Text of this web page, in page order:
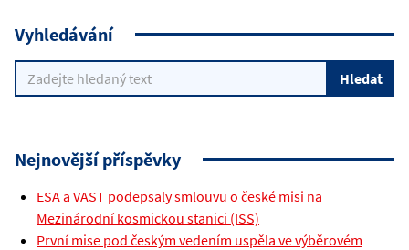
Vyhledávání
Nejnovější příspěvky
ESA a VAST podepsaly smlouvu o české misi na
Mezinárodní kosmickou stanici (ISS)
První mise pod českým vedením uspěla ve výběrovém